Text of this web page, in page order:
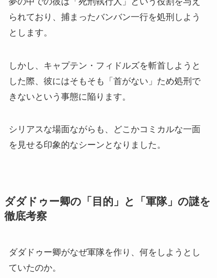
られており、捕まったバンバン一行を処刑しよう
とします。
しかし、キャプテン・フィドルズを斬首しようと
した際、彼にはそもそも「首がない」ため処刑で
きないという事態に陥ります。
シリアスな場面ながらも、どこかコミカルな一面
を見せる印象的なシーンとなりました。
ダダドゥー卿の「目的」と「軍隊」の謎を
徹底考察
ダダドゥー卿がなぜ軍隊を作り、何をしようとし
ていたのか。